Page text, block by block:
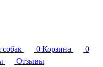
0 Корзина
0
Отзывы